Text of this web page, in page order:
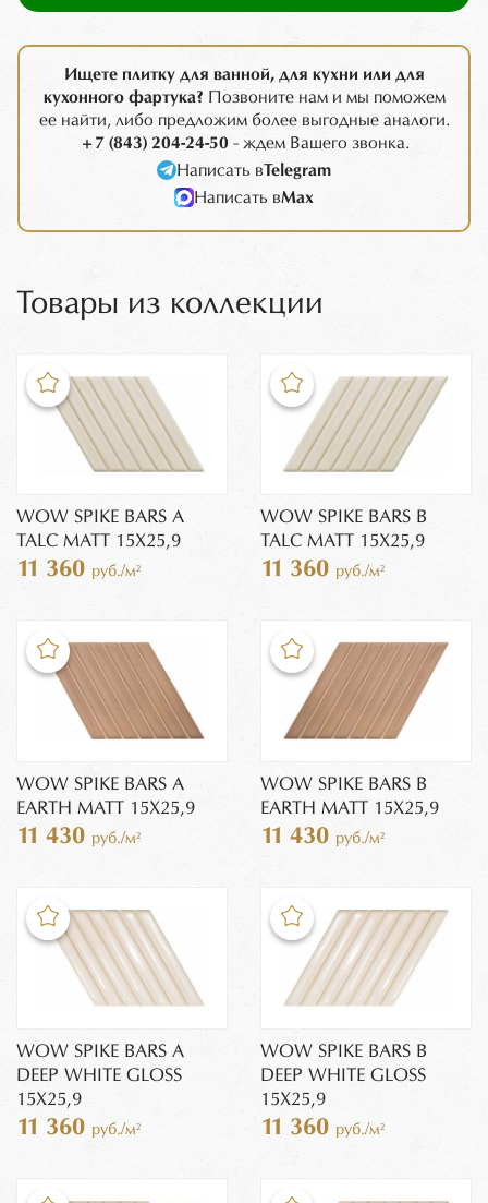
Ищете плитку для ванной, для кухни или для
кухонного фартука? Позвоните нам и мы поможем
ее найти, либо предложим более выгодные аналоги.
+7 (843) 204-24-50 - ждем Вашего звонка.
Написать вTelegram
Написать вMax
Товары из коллекции
WOW SPIKE BARS A
TALC MATT 15X25,9
11 360 руб./м²
WOW SPIKE BARS B
TALC MATT 15X25,9
11 360 руб./м²
WOW SPIKE BARS A
EARTH MATT 15X25,9
11 430 руб./м²
WOW SPIKE BARS B
EARTH MATT 15X25,9
11 430 руб./м²
WOW SPIKE BARS A
DEEP WHITE GLOSS
15X25,9
11 360 руб./м²
WOW SPIKE BARS B
DEEP WHITE GLOSS
15X25,9
11 360 руб./м²